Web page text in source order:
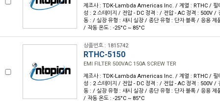
제조사 : TDK-Lambda Americas Inc. / 계열 : RTHC / 필
성 : 2 스테이지 / 전압 - DC 정격 : / 전압 - AC 정격 : 500V /
동 : / 실장 유형 : 섀시 실장 / 종단 유형 : 단자 블록 / 응용 제
/ 작동 온도 : -25°C ~ 85°C
상품번호 : 1815742
RTHC-5150
EMI FILTER 500VAC 150A SCREW TER
제조사 : TDK-Lambda Americas Inc. / 계열 : RTHC / 필
성 : 2 스테이지 / 전압 - DC 정격 : / 전압 - AC 정격 : 500V /
동 : / 실장 유형 : 섀시 실장 / 종단 유형 : 단자 블록 / 응용 제
/ 작동 온도 : -25°C ~ 85°C